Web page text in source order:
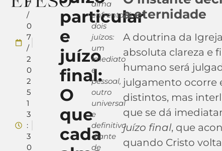
7
/
0
7
/
2
0
2
5
1
3
:
3
0
particular
e
juízo
final:
O
que
cada
alma
enfrentará
dois
juízos:
um
imediato
e
pessoal,
outro
universal
e
definitivo
diante
de
a eternidade
A doutrina da
absoluta clareza e
humano será
julgamento ocorre
distintos, mas
que se dá
juízo final, que
quando Cristo